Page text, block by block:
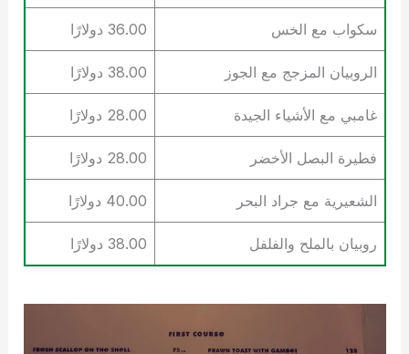
سكواب مع الخس 36.00 دولارًا
الروبيان المزجج مع الجوز 38.00 دولارًا
غامبي مع الأشياء الجيدة 28.00 دولارًا
فطيرة البصل الأخضر 28.00 دولارًا
الشعيرية مع جراد البحر 40.00 دولارًا
روبيان بالملح والفلفل 38.00 دولارًا